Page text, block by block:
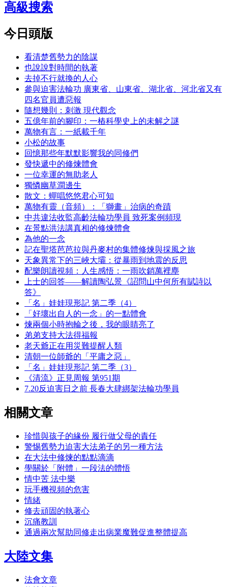
高級搜索
今日頭版
看清楚舊勢力的陰謀
也說說對時間的執著
去掉不行就換的人心
參與迫害法輪功 廣東省、山東省、湖北省、河北省又有
四名官員遭惡報
隨想幾則：刺激 現代觀念
五億年前的腳印：一樁科學史上的未解之謎
萬物有言：一紙載千年
小松的故事
回憶那些年默默影響我的同修們
發快遞中的修煉體會
一位幸運的無助老人
獨憐幽草澗邊生
散文：蟬唱悠悠君心可知
萬物有靈（音頻）：「獅畫」治病的奇蹟
中共違法收監高齡法輪功學員 致死案例頻現
在景點洪法講真相的修煉體會
為他的一念
記在聖塔芭芭拉與丹麥村的集體修煉與採風之旅
天象異常下的三峽大壩：從暴雨到地震的反思
配樂朗讀視頻：人生感悟：一雨吹銷萬裡塵
上士的回答——解讀陶弘景《詔問山中何所有賦詩以
答》
「名」娃娃現形記 第二季（4）
「好壞出自人的一念」的一點體會
煉兩個小時抱輪之後，我的眼睛亮了
弟弟支持大法得福報
老天爺正在用災難提醒人類
清朝一位師爺的「平庸之惡」
「名」娃娃現形記 第二季（3）
《清流》正見周報 第951期
7.20反迫害日之前 長春大肆綁架法輪功學員
相關文章
珍惜與孩子的緣份 履行做父母的責任
警惕舊勢力迫害大法弟子的另一種方法
在大法中修煉的點點滴滴
學關於「附體」一段法的體悟
情中苦 法中樂
玩手機視頻的危害
情緒
修去頑固的執著心
沉痛教訓
通過兩次幫助同修走出病業魔難促進整體提高
大陸文集
法會文章